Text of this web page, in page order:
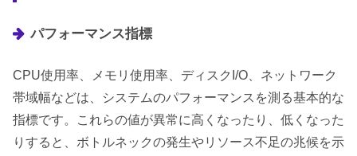
パフォーマンス指標
CPU使用率、メモリ使用率、ディスクI/O、ネットワーク
帯域幅などは、システムのパフォーマンスを測る基本的な
指標です。これらの値が異常に高くなったり、低くなった
りすると、ボトルネックの発生やリソース不足の兆候を示